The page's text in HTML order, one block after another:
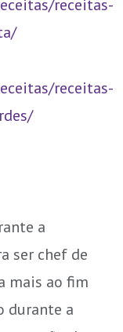
receitas-
a
ser chef de
mais ao fim
durante a